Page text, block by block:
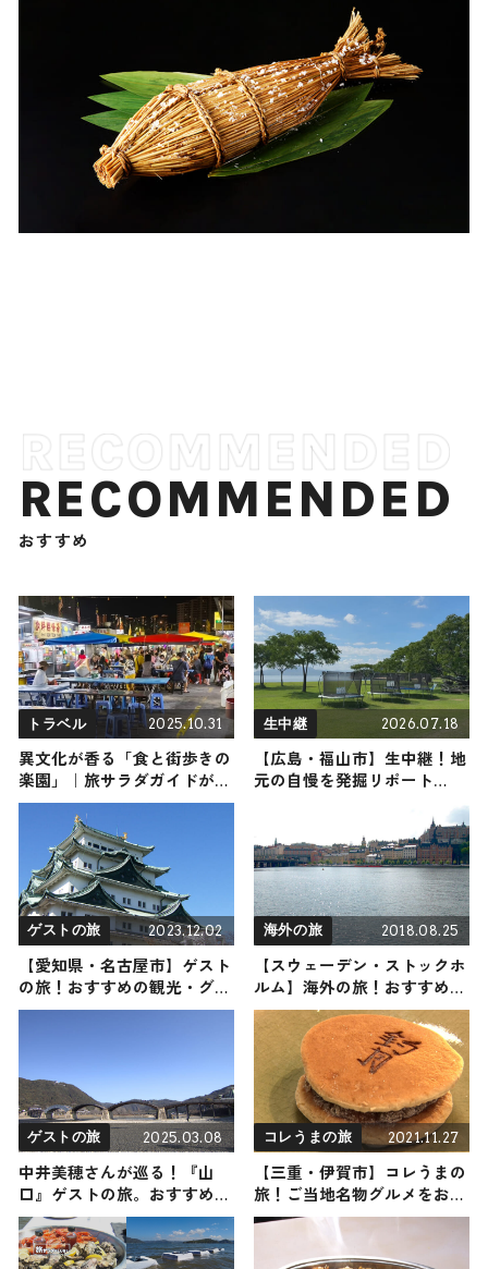
RECOMMENDED
おすすめ
トラベル 2025.10.31
異文化が香る「食と街歩きの
楽園」｜旅サラダガイドが選
ぶマレーシア・ペナンのおす
すめ3選
生中継 2026.07.18
【広島・福山市】生中継！地
元の自慢を発掘リポート
ゲストの旅 2023.12.02
【愛知県・名古屋市】ゲスト
の旅！おすすめの観光・グル
メをご紹介
海外の旅 2018.08.25
【スウェーデン・ストックホ
ルム】海外の旅！おすすめ観
光スポットやグルメをリポー
ト
ゲストの旅 2025.03.08
中井美穂さんが巡る！『山
口』ゲストの旅。おすすめの
観光・グルメをご紹介 2025
年3月8日放送
コレうまの旅 2021.11.27
【三重・伊賀市】コレうまの
旅！ご当地名物グルメをお届
け